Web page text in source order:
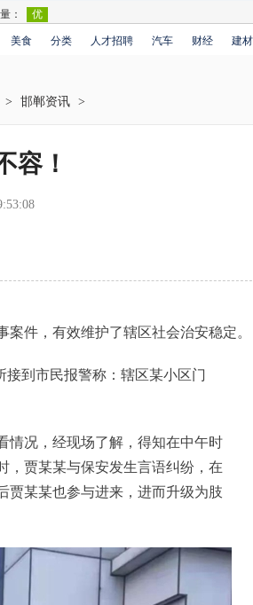
美食 分类 人才招聘 汽车 财经 建
> 邯郸资讯 >
容！
件，有效维护了辖区社会治安稳定。
到市民报警称：辖区某小区门
况，经现场了解，得知在中午时
，贾某某与保安发生言语纠纷，在
贾某某也参与进来，进而升级为肢